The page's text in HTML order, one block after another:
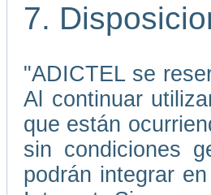
7.
"ADICTEL se
Al continuar
que están
sin condiciones
podrán integrar